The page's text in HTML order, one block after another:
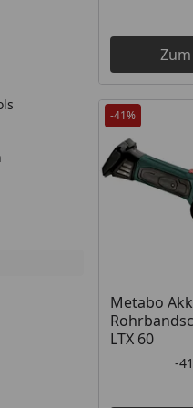
-41%
Metabo
LTX 60
-